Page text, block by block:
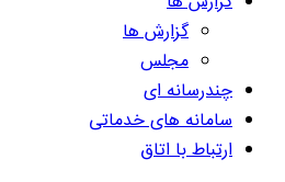
گزارش ها
مجلس
چندرسانه ای
سامانه های خدماتی
ارتباط با اتاق